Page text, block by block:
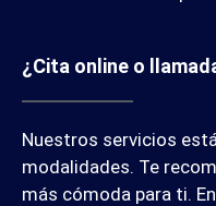
¿Cita online o
Nuestros servicios
modalidades. Te
más cómoda para ti.